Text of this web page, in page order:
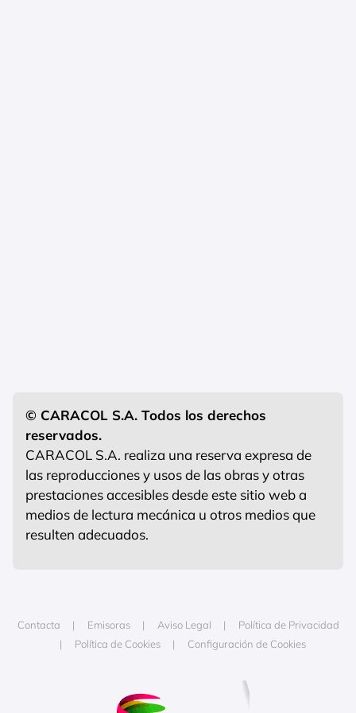
© CARACOL S.A. Todos los derechos
reservados.
CARACOL S.A. realiza una reserva expresa de
las reproducciones y usos de las obras y otras
prestaciones accesibles desde este sitio web a
medios de lectura mecánica u otros medios que
resulten adecuados.
Contacta Emisoras Aviso Legal
Política de Privacidad
Política de Cookies
Configuración de Cookies